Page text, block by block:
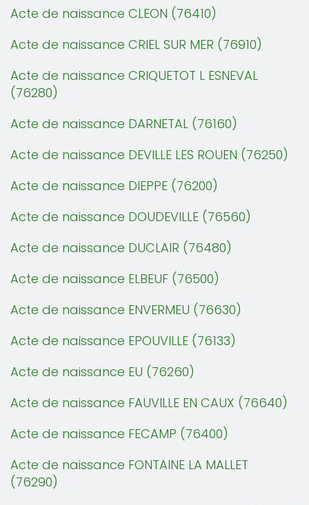
Acte de naissance CLEON (76410)
Acte de naissance CRIEL SUR MER (76910)
Acte de naissance CRIQUETOT L ESNEVAL
(76280)
Acte de naissance DARNETAL (76160)
Acte de naissance DEVILLE LES ROUEN (76250)
Acte de naissance DIEPPE (76200)
Acte de naissance DOUDEVILLE (76560)
Acte de naissance DUCLAIR (76480)
Acte de naissance ELBEUF (76500)
Acte de naissance ENVERMEU (76630)
Acte de naissance EPOUVILLE (76133)
Acte de naissance EU (76260)
Acte de naissance FAUVILLE EN CAUX (76640)
Acte de naissance FECAMP (76400)
Acte de naissance FONTAINE LA MALLET
(76290)